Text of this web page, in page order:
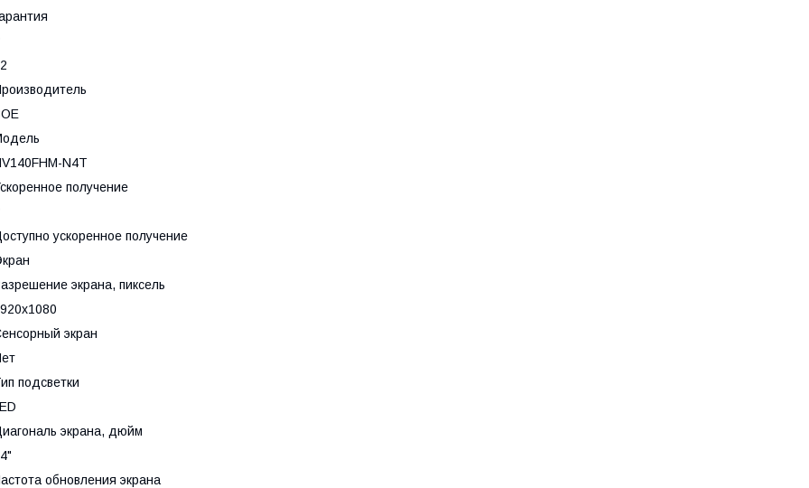
N4T
получение
ускоренное получение
экрана, пиксель
экран
подсветки
экрана, дюйм
обновления экрана